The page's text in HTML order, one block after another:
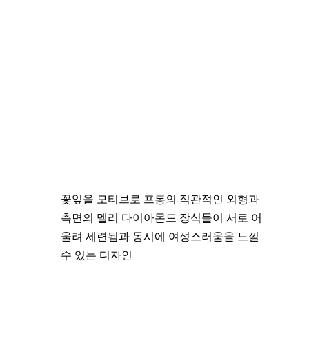
꽃잎을 모티브로 프롱의 직관적인 외형과
측면의 멜리 다이아몬드 장식들이 서로 어
울려 세련됨과 동시에 여성스러움을 느낄
수 있는 디자인